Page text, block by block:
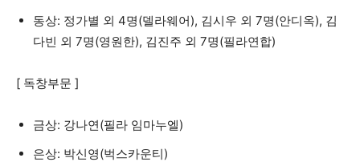
동상: 정가별 외 4명(델라웨어), 김시우 외 7명(안디옥), 김
다빈 외 7명(영원한), 김진주 외 7명(필라연합)
[ 독창부문 ]
금상: 강나연(필라 임마누엘)
은상: 박신영(벅스카운티)